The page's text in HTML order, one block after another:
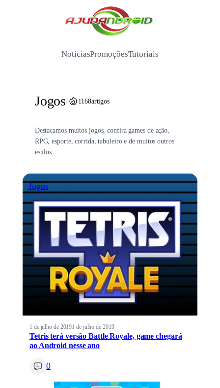
/
NotíciasPromoçõesTutoriais
Jogos/ 1168artigos
Destacamos muitos jogos, confira games de ação,
RPG, esporte, corrida, tabuleiro e de muitos outros
estilos
Jogos
1 de julho de 20191 de julho de 2019
Tetris terá versão Battle Royale, game chegará
ao Android nesse ano
0